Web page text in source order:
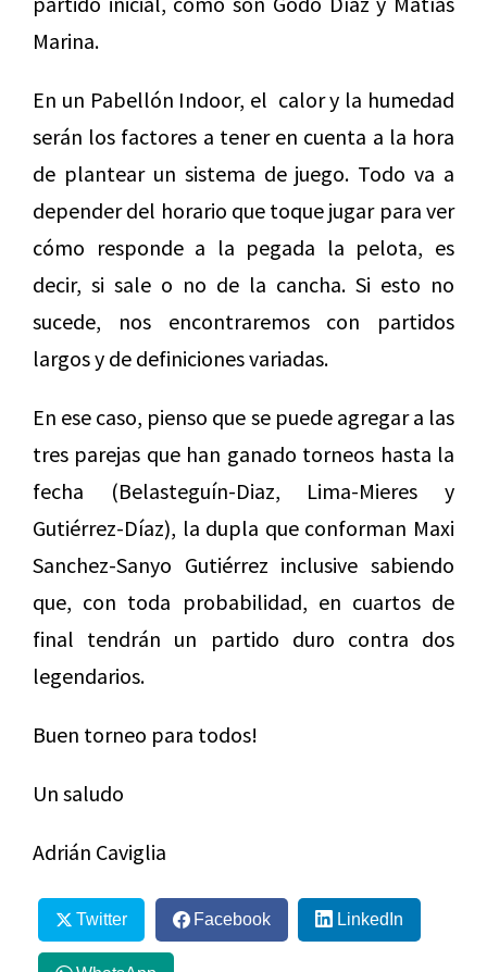
Marina.
En un Pabellón Indoor, el calor y la humedad
serán los factores a tener en cuenta a la hora
de plantear un sistema de juego. Todo va a
depender del horario que toque jugar para ver
cómo responde a la pegada la pelota, es
decir, si sale o no de la cancha. Si esto no
sucede, nos encontraremos con partidos
largos y de definiciones variadas.
En ese caso, pienso que se puede agregar a las
tres parejas que han ganado torneos hasta la
fecha (Belasteguín-Diaz, Lima-Mieres y
Gutiérrez-Díaz), la dupla que conforman Maxi
Sanchez-Sanyo Gutiérrez inclusive sabiendo
que, con toda probabilidad, en cuartos de
final tendrán un partido duro contra dos
legendarios.
Buen torneo para todos!
Un saludo
Adrián Caviglia
Twitter Facebook LinkedIn